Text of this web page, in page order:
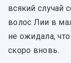
всякий случай
волос Лии в
не ожидала,
скоро вновь.